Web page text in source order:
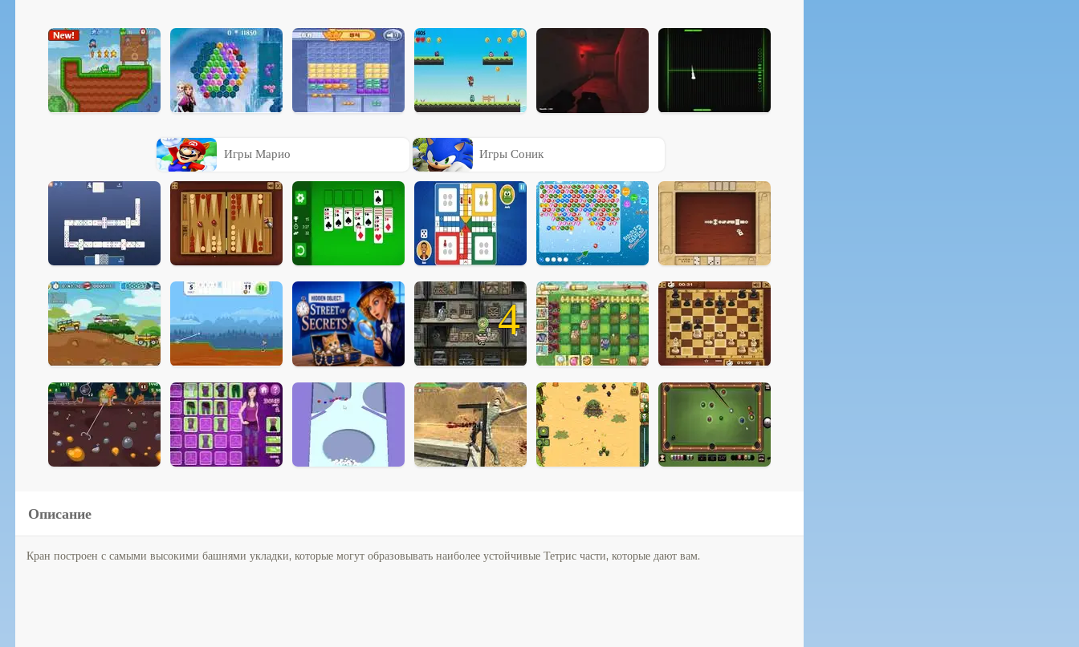
Игры Марио Игры Соник
4
Описание
Кран построен с самыми высокими башнями укладки, которые могут образовывать наиболее устойчивые Тетрис части, которые дают вам.